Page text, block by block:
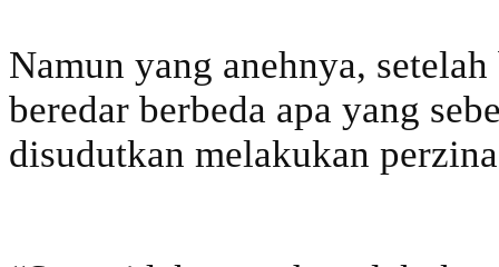
Namun yang anehnya,
beredar berbeda apa yang
disudutkan melakukan